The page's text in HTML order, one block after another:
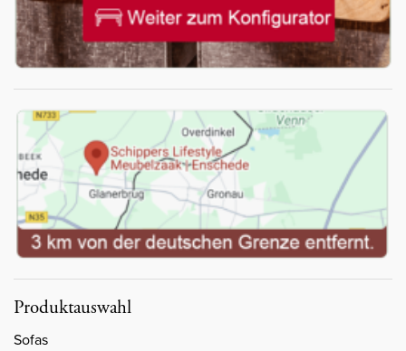
Produktauswahl
Sofas